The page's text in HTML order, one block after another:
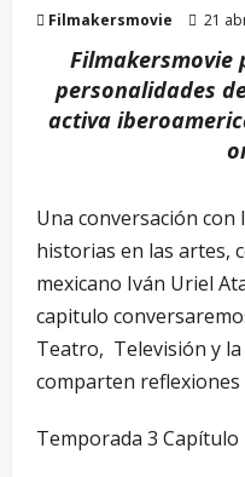
Filmakersmovie 21
Filmakersmovie
personalidades
activa
Una conversación
historias en las artes,
mexicano Iván Uriel
capitulo
Teatro, Televisión y la
comparten
Temporada 3